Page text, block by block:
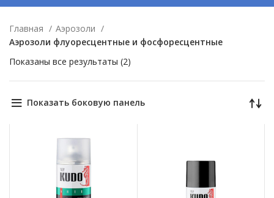
Главная
Аэрозоли
Аэрозоли флуоресцентные и фосфоресцентные
Показаны все результаты (2)
Показать боковую панель